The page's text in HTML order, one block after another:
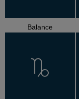
Balance